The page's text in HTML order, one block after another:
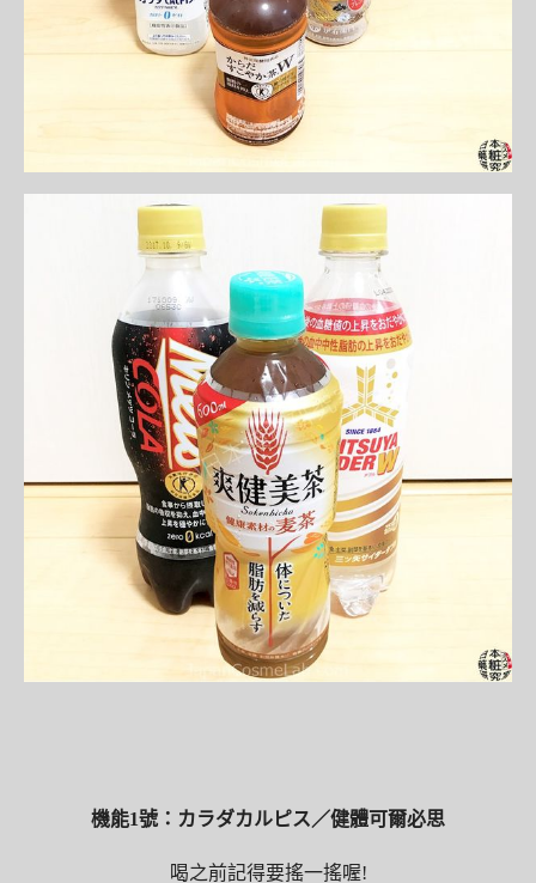
機能1號：カラダカルピス／健體可爾必思
喝之前記得要搖一搖喔!